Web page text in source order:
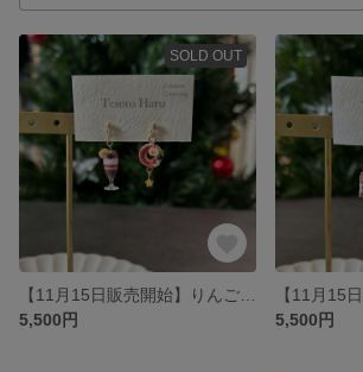
SOLD OUT
5,500円
5,500円